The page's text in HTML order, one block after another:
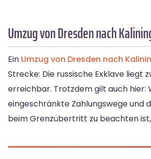
Umzug von Dresden nach
Ein Umzug von Dresden nach
Strecke: Die russische Exklave liegt
erreichbar. Trotzdem gilt auch hier:
eingeschränkte Zahlungswege und
beim Grenzübertritt zu beachten